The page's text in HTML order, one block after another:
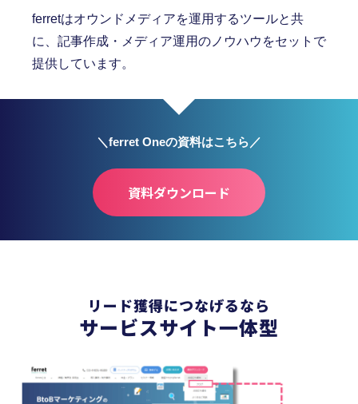
ferretはオウンドメディアを運用するツールと共
に、記事作成・メディア運用のノウハウをセットで
提供しています。
＼ferret Oneの資料はこちら／
資料ダウンロード
リード獲得につなげるなら
サービスサイト一体型